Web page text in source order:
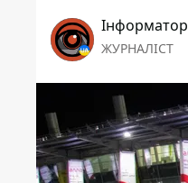
ЖУРНАЛІСТ